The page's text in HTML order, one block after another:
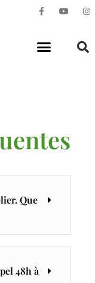
Que
48h à